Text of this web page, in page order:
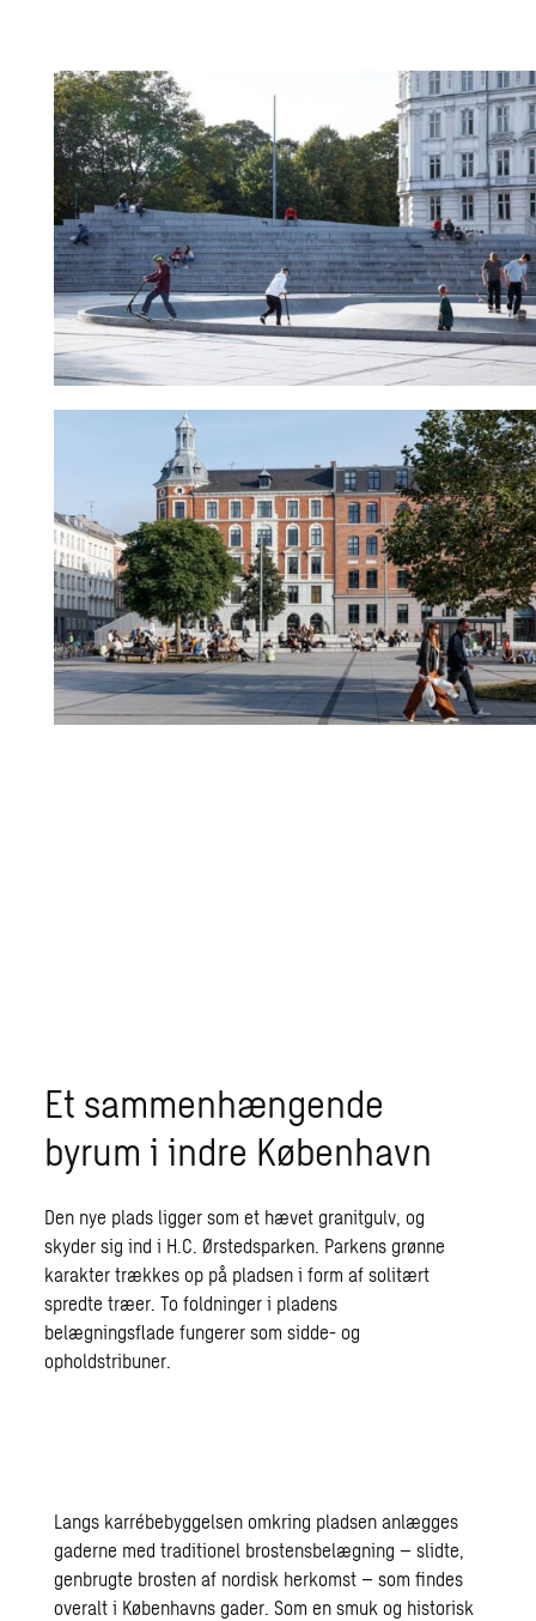
Et sammenhængende
byrum i indre København
Den nye plads ligger som et hævet granitgulv, og
skyder sig ind i H.C. Ørstedsparken. Parkens grønne
karakter trækkes op på pladsen i form af solitært
spredte træer. To foldninger i pladens
belægningsflade fungerer som sidde- og
opholdstribuner.
Langs karrébebyggelsen omkring pladsen anlægges
gaderne med traditionel brostensbelægning – slidte,
genbrugte brosten af nordisk herkomst – som findes
overalt i Københavns gader. Som en smuk og historisk